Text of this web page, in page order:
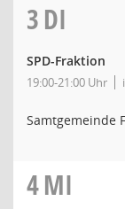
3DI
SPD-Fraktion
19:00-21:00 Uhr
Samtgemeinde
4MI